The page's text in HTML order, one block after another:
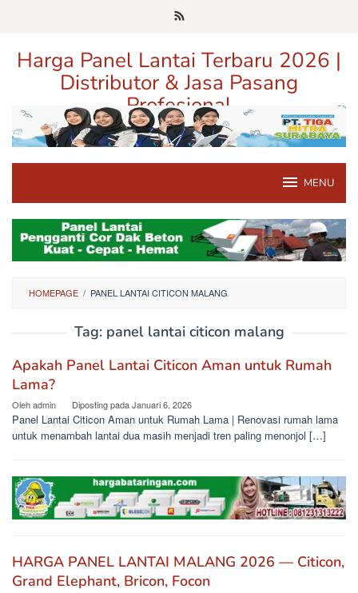
Harga Panel Lantai Terbaru 2026 |
Distributor & Jasa Pasang
Profesional
Pusat Informasi Harga, Distributor, dan Jasa Pasang Panel Lantai
Terpercaya di Jawa Timur
MENU
HOMEPAGE / PANEL LANTAI CITICON MALANG
Tag: panel lantai citicon malang
Apakah Panel Lantai Citicon Aman untuk Rumah
Lama?
Olehadmin Diposting padaJanuari 6, 2026
Panel Lantai Citicon Aman untuk Rumah Lama | Renovasi rumah lama
untuk menambah lantai dua masih menjadi tren paling menonjol […]
HARGA PANEL LANTAI MALANG 2026 — Citicon,
Grand Elephant, Bricon, Focon